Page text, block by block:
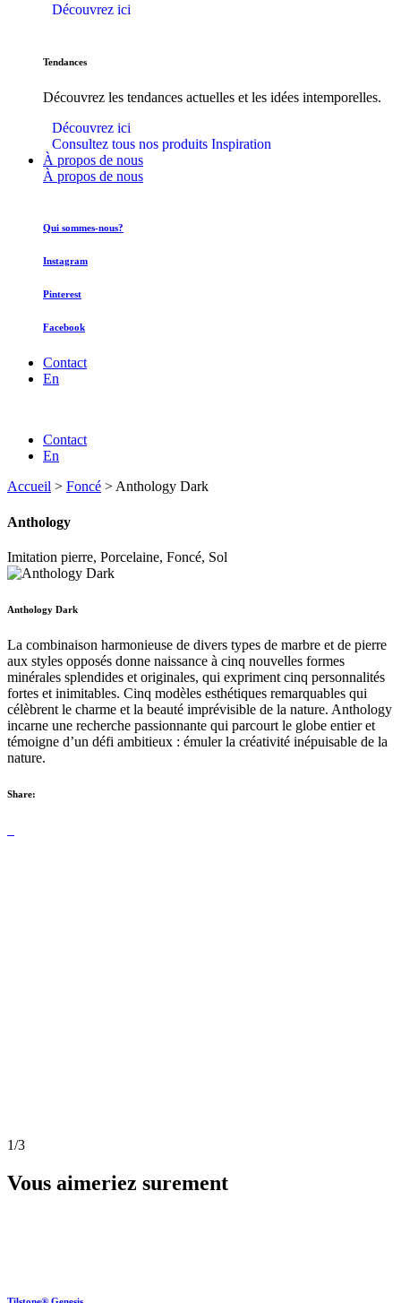
Découvrez ici
Tendances
Découvrez les tendances actuelles et les idées intemporelles.
Découvrez ici
Consultez tous nos produits Inspiration
À propos de nous
À propos de nous
Qui sommes-nous?
Instagram
Pinterest
Facebook
Contact
En
Contact
En
Accueil > Foncé > Anthology Dark
Anthology
Imitation pierre, Porcelaine, Foncé, Sol
Anthology Dark
La combinaison harmonieuse de divers types de marbre et de pierre
aux styles opposés donne naissance à cinq nouvelles formes
minérales splendides et originales, qui expriment cinq personnalités
fortes et inimitables. Cinq modèles esthétiques remarquables qui
célèbrent le charme et la beauté imprévisible de la nature. Anthology
incarne une recherche passionnante qui parcourt le globe entier et
témoigne d’un défi ambitieux : émuler la créativité inépuisable de la
nature.
Share:
1/3
Vous aimeriez surement